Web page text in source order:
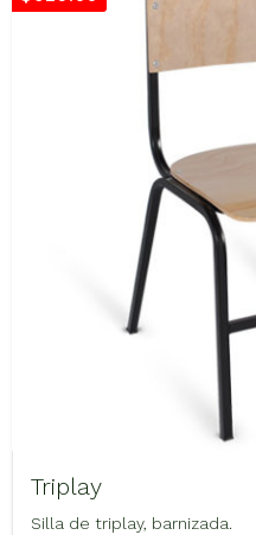
Triplay
Silla de triplay, barnizada.